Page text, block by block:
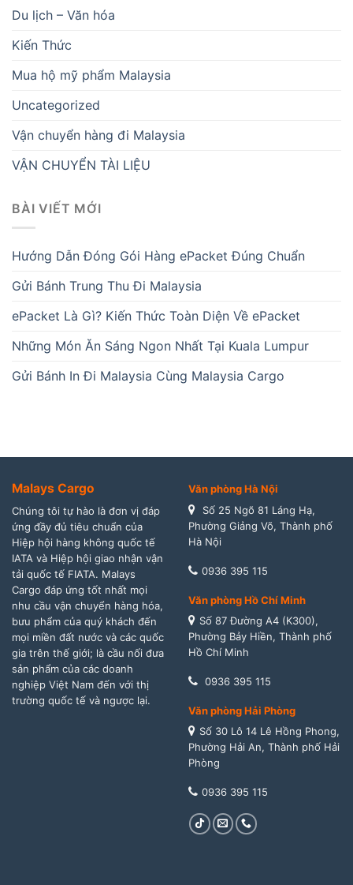
Du lịch – Văn hóa
Kiến Thức
Mua hộ mỹ phẩm Malaysia
Uncategorized
Vận chuyển hàng đi Malaysia
VẬN CHUYỂN TÀI LIỆU
BÀI VIẾT MỚI
Hướng Dẫn Đóng Gói Hàng ePacket Đúng Chuẩn
Gửi Bánh Trung Thu Đi Malaysia
ePacket Là Gì? Kiến Thức Toàn Diện Về ePacket
Những Món Ăn Sáng Ngon Nhất Tại Kuala Lumpur
Gửi Bánh In Đi Malaysia Cùng Malaysia Cargo
Malays Cargo
Chúng tôi tự hào là đơn vị đáp
ứng đầy đủ tiêu chuẩn của
Hiệp hội hàng không quốc tế
IATA và Hiệp hội giao nhận vận
tải quốc tế FIATA. Malays
Cargo đáp ứng tốt nhất mọi
nhu cầu vận chuyển hàng hóa,
bưu phẩm của quý khách đến
mọi miền đất nước và các quốc
gia trên thế giới; là cầu nối đưa
sản phẩm của các doanh
nghiệp Việt Nam đến với thị
trường quốc tế và ngược lại.
Văn phòng Hà Nội
Số 25 Ngõ 81 Láng Hạ,
Phường Giảng Võ, Thành phố
Hà Nội
0936 395 115
Văn phòng Hồ Chí Minh
Số 87 Đường A4 (K300),
Phường Bảy Hiền, Thành phố
Hồ Chí Minh
0936 395 115
Văn phòng Hải Phòng
Số 30 Lô 14 Lê Hồng Phong,
Phường Hải An, Thành phố Hải
Phòng
0936 395 115